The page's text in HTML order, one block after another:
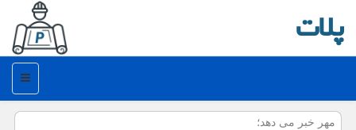
پلات
منو
مهر خبر می دهد؛